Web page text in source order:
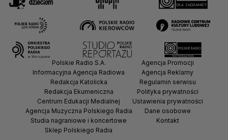
Polskie Radio S.A.
Informacyjna Agencja Radiowa
Redakcja Katolicka
Redakcja Ekumeniczna
Centrum Edukacji Medialnej
Agencja Muzyczna Polskiego Radia
Studia nagraniowe i koncertowe
Sklep Polskiego Radia
Agencja Promocji
Agencja Reklamy
Regulamin serwisu
Polityka prywatności
Ustawienia prywatności
Dane osobowe
Kontakt